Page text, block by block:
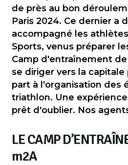
de près au bon
Paris 2024. Ce dernier a
accompagné les
Sports, venus préparer
Camp d'entraînement
se diriger vers la
part à l'organisation des
triathlon. Une
prêt d'oublier. Nos
LE CAMP
m2A